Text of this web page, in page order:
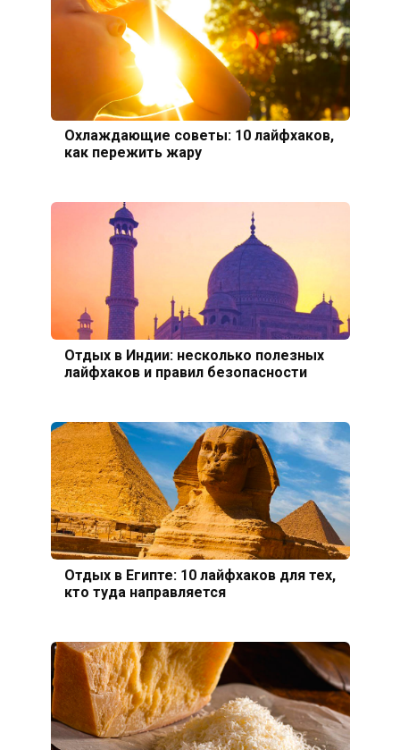
Охлаждающие советы: 10 лайфхаков,
как пережить жару
Отдых в Индии: несколько полезных
лайфхаков и правил безопасности
Отдых в Египте: 10 лайфхаков для тех,
кто туда направляется